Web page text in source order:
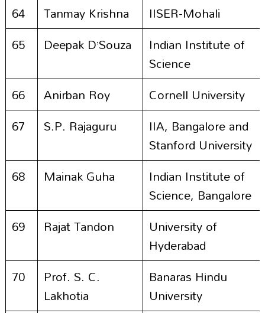
64 Tanmay Krishna
IISER-Mohali
65
Deepak D’Souza
Indian Institute of
Science
66
Anirban Roy
Cornell University
67
S.P. Rajaguru
IIA, Bangalore and
Stanford University
68
Mainak Guha
Indian Institute of
Science, Bangalore
69
Rajat Tandon
University of
Hyderabad
70
Prof. S. C.
Lakhotia
Banaras Hindu
University